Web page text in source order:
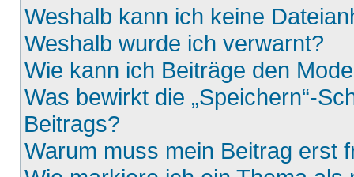
Weshalb kann ich keine
Weshalb wurde ich verwarnt?
Wie kann ich Beiträge den
Was bewirkt die „Speichern“-
Beitrags?
Warum muss mein Beitrag erst